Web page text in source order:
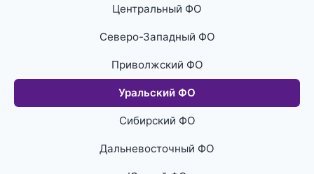
Центральный ФО
Северо-Западный ФО
Приволжский ФО
Уральский ФО
Сибирский ФО
Дальневосточный ФО